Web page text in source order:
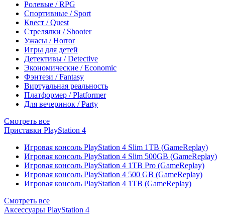
Ролевые / RPG
Спортивные / Sport
Квест / Quest
Стрелялки / Shooter
Ужасы / Horror
Игры для детей
Детективы / Detective
Экономические / Economic
Фэнтези / Fantasy
Виртуальная реальность
Платформер / Platformer
Для вечеринок / Party
Смотреть все
Приставки PlayStation 4
Игровая консоль PlayStation 4 Slim 1TB (GameReplay)
Игровая консоль PlayStation 4 Slim 500GB (GameReplay)
Игровая консоль PlayStation 4 1TB Pro (GameReplay)
Игровая консоль PlayStation 4 500 GB (GameReplay)
Игровая консоль PlayStation 4 1TB (GameReplay)
Смотреть все
Аксессуары PlayStation 4